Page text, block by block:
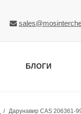

БЛОГИ
/ Дарунавир CAS 206361-